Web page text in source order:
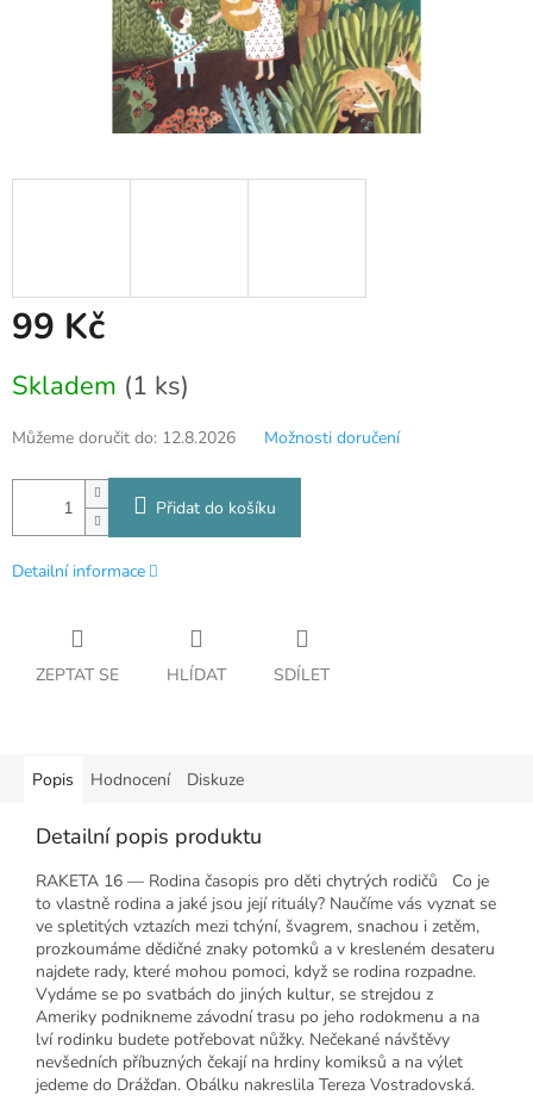
99 Kč
cena:
Skladem (1 ks)
Můžeme doručit do: 12.8.2026 Možnosti doručení
Přidat do košíku
Detailní informace
ZEPTAT SE HLÍDAT SDÍLET
Popis Hodnocení Diskuze
Detailní popis produktu
RAKETA 16 — Rodina časopis pro děti chytrých rodičů Co je
to vlastně rodina a jaké jsou její rituály? Naučíme vás vyznat se
ve spletitých vztazích mezi tchýní, švagrem, snachou i zetěm,
prozkoumáme dědičné znaky potomků a v kresleném desateru
najdete rady, které mohou pomoci, když se rodina rozpadne.
Vydáme se po svatbách do jiných kultur, se strejdou z
Ameriky podnikneme závodní trasu po jeho rodokmenu a na
lví rodinku budete potřebovat nůžky. Nečekané návštěvy
nevšedních příbuzných čekají na hrdiny komiksů a na výlet
jedeme do Drážďan. Obálku nakreslila Tereza Vostradovská.